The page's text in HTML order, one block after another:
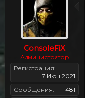
ConsoleFiX
Администратор
Регистрация
7 Июн 2021
Сообщения
481